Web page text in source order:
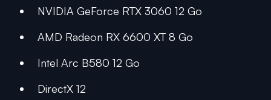
NVIDIA GeForce RTX 3060 12 Go
AMD Radeon RX 6600 XT 8 Go
Intel Arc B580 12 Go
DirectX 12